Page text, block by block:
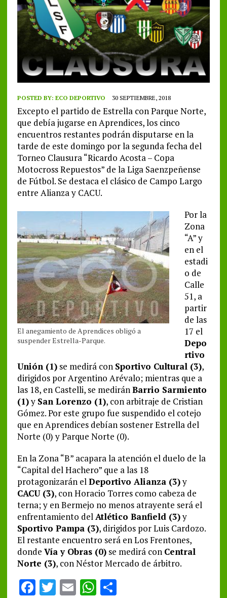
POSTED BY: ECO DEPORTIVO 30 SEPTIEMBRE, 2018
Excepto el partido de Estrella con Parque Norte,
que debía jugarse en Aprendices, los cinco
encuentros restantes podrán disputarse en la
tarde de este domingo por la segunda fecha del
Torneo Clausura “Ricardo Acosta – Copa
Motocross Repuestos” de la Liga Saenzpeñense
de Fútbol. Se destaca el clásico de Campo Largo
entre Alianza y CACU.
El anegamiento de Aprendices obligó a
suspender Estrella-Parque.
Por la
Zona
“A” y
en el
estadi
o de
Calle
51, a
partir
de las
17 el
Depo
rtivo
Unión (1)se medirá con Sportivo Cultural (3),
dirigidos por Argentino Arévalo; mientras que a
las 18, en Castelli, se mediránBarrio Sarmiento
(1)y San Lorenzo (1), con arbitraje de Cristian
Gómez. Por este grupo fue suspendido el cotejo
que en Aprendices debían sostener Estrella del
Norte (0) y Parque Norte (0).
En la Zona “B” acapara la atención el duelo de la
“Capital del Hachero” que a las 18
protagonizarán elDeportivo Alianza (3)y
CACU (3), con Horacio Torres como cabeza de
terna; y en Bermejo no menos atrayente será el
enfrentamiento delAtlético Banfield (3)y
Sportivo Pampa (3), dirigidos por Luis Cardozo.
El restante encuentro será en Los Frentones,
donde Vía y Obras (0)se medirá con Central
Norte (3), con Néstor Mercado de árbitro.
F T E WS